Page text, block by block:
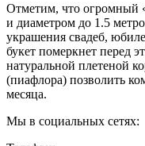
Отметим, что огромный
и диаметром до 1.5
украшения свадеб,
букет померкнет перед
натуральной плетеной
(пиафлора) позволить
месяца.
Мы в социальных сетях: